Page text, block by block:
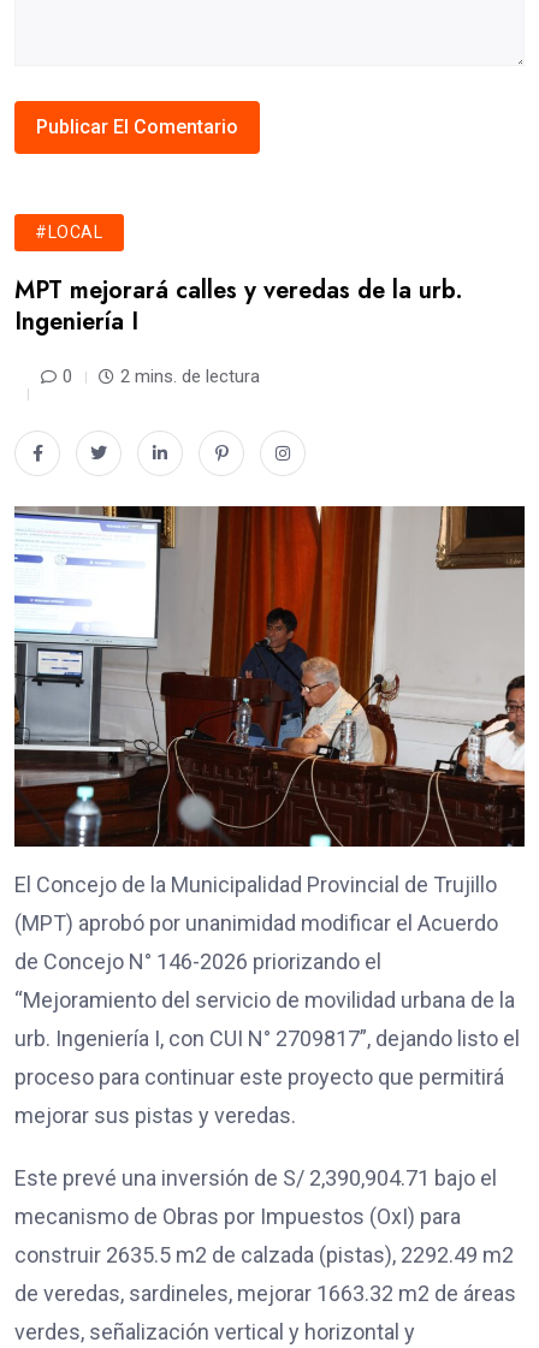
#LOCAL
MPT mejorará calles y veredas de la urb.
Ingeniería I
0 2 mins. de lectura
El Concejo de la Municipalidad Provincial de Trujillo
(MPT) aprobó por unanimidad modificar el Acuerdo
de Concejo N° 146-2026 priorizando el
“Mejoramiento del servicio de movilidad urbana de la
urb. Ingeniería I, con CUI N° 2709817”, dejando listo el
proceso para continuar este proyecto que permitirá
mejorar sus pistas y veredas.
Este prevé una inversión de S/ 2,390,904.71 bajo el
mecanismo de Obras por Impuestos (OxI) para
construir 2635.5 m2 de calzada (pistas), 2292.49 m2
de veredas, sardineles, mejorar 1663.32 m2 de áreas
verdes, señalización vertical y horizontal y